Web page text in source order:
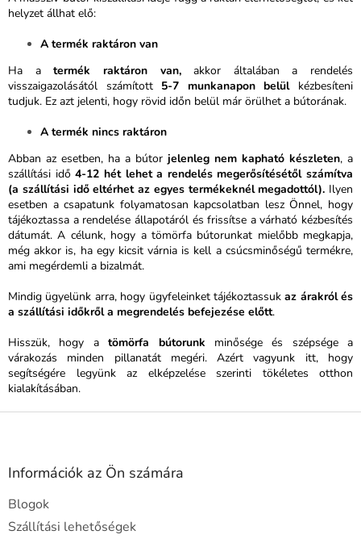
helyzet állhat elő:
A termék raktáron van
Ha atermék raktáron van,akkor általában a rendelés
visszaigazolásától számított 5-7 munkanapon belül kézbesíteni
tudjuk. Ez azt jelenti, hogy rövid időn belül már örülhet a bútorának.
A termék nincs raktáron
Abban az esetben, ha a bútor jelenleg nem kapható készleten, a
szállítási idő4-12 hét lehet a rendelés megerősítésétől számítva
(a szállítási idő eltérhet az egyes termékeknél megadottól). Ilyen
esetben a csapatunk folyamatosan kapcsolatban lesz Önnel, hogy
tájékoztassa a rendelése állapotáról és frissítse a várható kézbesítés
dátumát. A célunk, hogy a tömörfa bútorunkat mielőbb megkapja,
még akkor is, ha egy kicsit várnia is kell a csúcsminőségű termékre,
ami megérdemli a bizalmát.
Mindig ügyelünk arra, hogy ügyfeleinket tájékoztassukaz árakról és
a szállítási időkről a megrendelés befejezése előtt.
Hisszük, hogy atömörfa bútorunk minősége és szépsége a
várakozás minden pillanatát megéri. Azért vagyunk itt, hogy
segítségére legyünk az elképzelése szerinti tökéletes otthon
kialakításában.
L
Információk az Ön számára
Blogok
Szállítási lehetőségek